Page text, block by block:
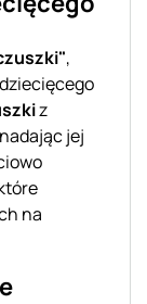
,
z
jej
na